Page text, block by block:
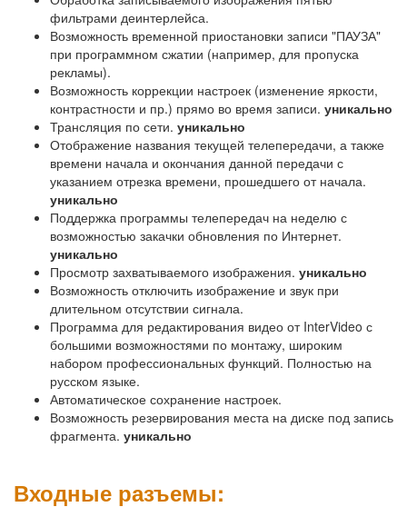
фильтрами деинтерлейса.
Возможность временной приостановки записи "ПАУЗА"
при программном сжатии (например, для пропуска
рекламы).
Возможность коррекции настроек (изменение яркости,
контрастности и пр.) прямо во время записи. уникально
Трансляция по сети. уникально
Отображение названия текущей телепередачи, а также
времени начала и окончания данной передачи с
указанием отрезка времени, прошедшего от начала.
уникально
Поддержка программы телепередач на неделю с
возможностью закачки обновления по Интернет.
уникально
Просмотр захватываемого изображения. уникально
Возможность отключить изображение и звук при
длительном отсутствии сигнала.
Программа для редактирования видео от InterVideo с
большими возможностями по монтажу, широким
набором профессиональных функций. Полностью на
русском языке.
Автоматическое сохранение настроек.
Возможность резервирования места на диске под запись
фрагмента. уникально
Входные разъемы: